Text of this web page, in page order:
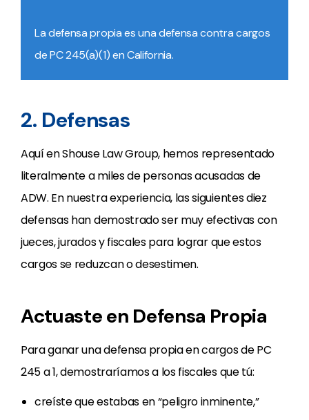
La defensa propia es una defensa contra cargos
de PC 245(a)(1) en California.
2. Defensas
Aquí en Shouse Law Group, hemos representado
literalmente a miles de personas acusadas de
ADW. En nuestra experiencia, las siguientes diez
defensas han demostrado ser muy efectivas con
jueces, jurados y fiscales para lograr que estos
cargos se reduzcan o desestimen.
Actuaste en Defensa Propia
Para ganar una defensa propia en cargos de PC
245 a 1, demostraríamos a los fiscales que tú:
creíste que estabas en “peligro inminente,”